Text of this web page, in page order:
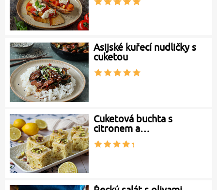
Asijské kuřecí nudličky s
cuketou
Cuketová buchta s
citronem a…